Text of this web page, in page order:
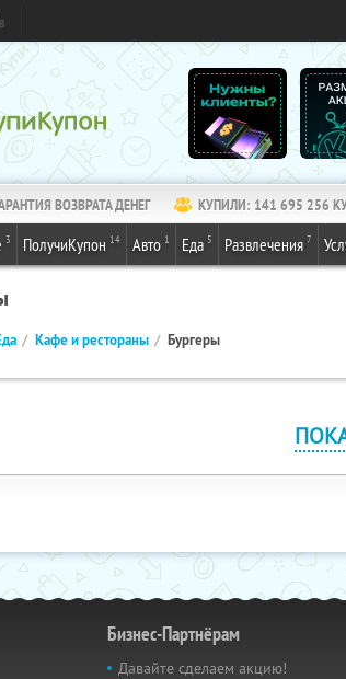
ВОЗВРАТА ДЕНЕГ КУПИЛИ: 141 695 256
3 ПолучиКупон 14 Авто 1 Еда 5 Развлечения 7
Кафе и рестораны Бургеры
Бизнес-Партнёрам
Давайте сделаем акцию!